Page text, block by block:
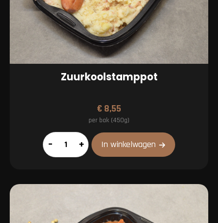
Zuurkoolstamppot
€ 8,55
per bak (450g)
Zuurkoolstamppot
aantal
– + In winkelwagen